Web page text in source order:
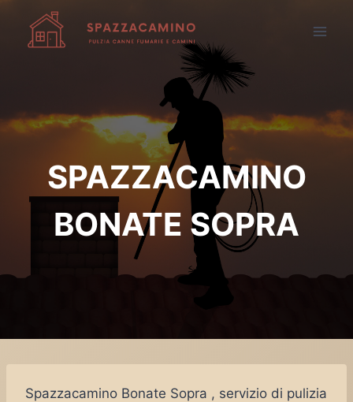
contenuto
SPAZZACAMINO
BONATE SOPRA
Spazzacamino Bonate Sopra , servizio di pulizia